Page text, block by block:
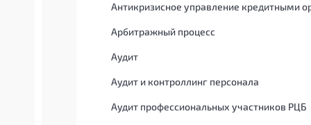
Антикризисное управление кредитными
Арбитражный процесс
Аудит
Аудит и контроллинг персонала
Аудит профессиональных участников РЦБ